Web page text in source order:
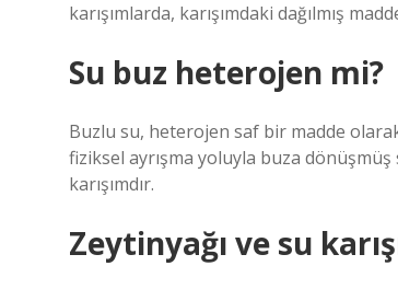
karışımlarda, karışımdaki dağılmış
Su buz heterojen mi?
Buzlu su, heterojen saf bir madde
fiziksel ayrışma yoluyla buza
karışımdır.
Zeytinyağı ve su